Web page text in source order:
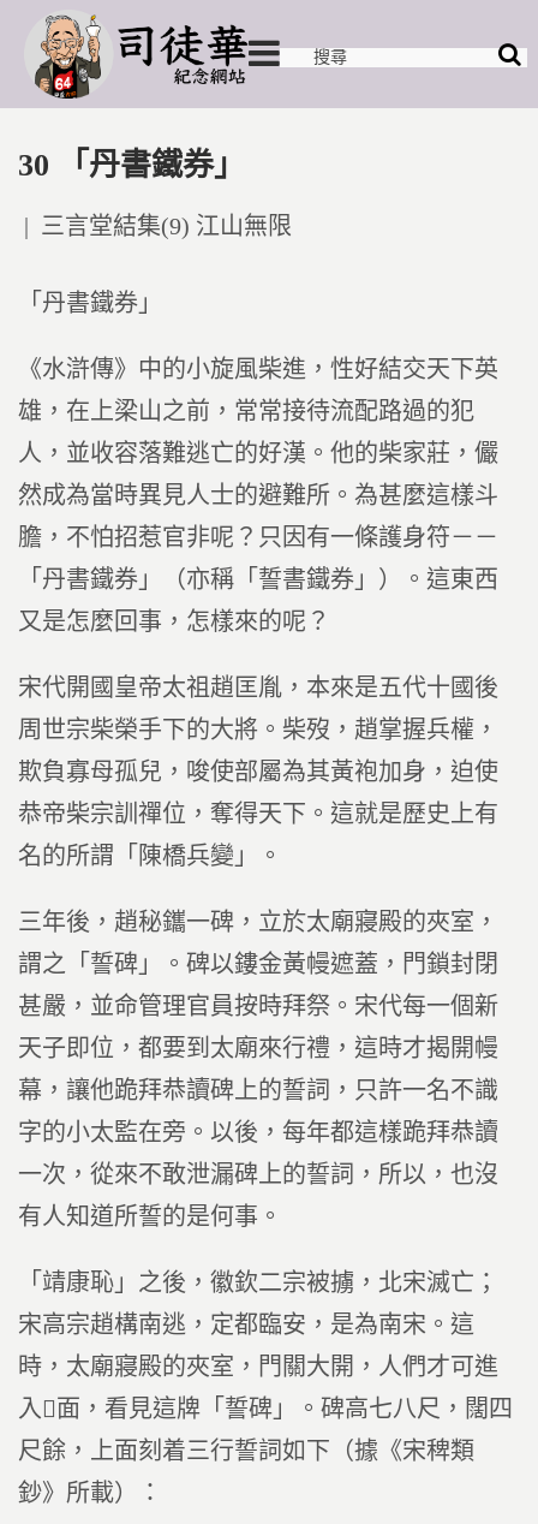
30 「丹書鐵券」
Posted
三言堂結集(9) 江山無限
「丹書鐵券」
《水滸傳》中的小旋風柴進，性好結交天下英
雄，在上梁山之前，常常接待流配路過的犯
人，並收容落難逃亡的好漢。他的柴家莊，儼
然成為當時異見人士的避難所。為甚麼這樣斗
膽，不怕招惹官非呢？只因有一條護身符－－
「丹書鐵券」（亦稱「誓書鐵券」）。這東西
又是怎麼回事，怎樣來的呢？
宋代開國皇帝太祖趙匡胤，本來是五代十國後
周世宗柴榮手下的大將。柴歿，趙掌握兵權，
欺負寡母孤兒，唆使部屬為其黃袍加身，迫使
恭帝柴宗訓禪位，奪得天下。這就是歷史上有
名的所謂「陳橋兵變」。
三年後，趙秘鑴一碑，立於太廟寢殿的夾室，
謂之「誓碑」。碑以鏤金黃幔遮蓋，門鎖封閉
甚嚴，並命管理官員按時拜祭。宋代每一個新
天子即位，都要到太廟來行禮，這時才揭開幔
幕，讓他跪拜恭讀碑上的誓詞，只許一名不識
字的小太監在旁。以後，每年都這樣跪拜恭讀
一次，從來不敢泄漏碑上的誓詞，所以，也沒
有人知道所誓的是何事。
「靖康恥」之後，徽欽二宗被擄，北宋滅亡；
宋高宗趙構南逃，定都臨安，是為南宋。這
時，太廟寢殿的夾室，門關大開，人們才可進
入面，看見這牌「誓碑」。碑高七八尺，闊四
尺餘，上面刻着三行誓詞如下（據《宋稗類
鈔》所載）：